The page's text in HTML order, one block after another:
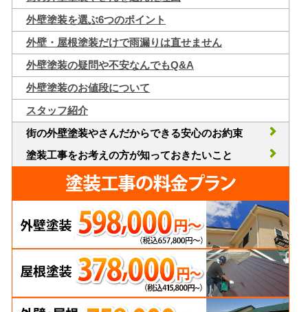
外壁塗装を選ぶ6つのポイント
外壁・屋根塗装だけで雨漏りは直せません
外壁塗装の疑問や不安なんでもQ&A
外壁塗装のお値段について
スタッフ紹介
街の外壁塗装やさんだからできる安心のお約束
塗装工事をお考えの方が知っておきたいこと